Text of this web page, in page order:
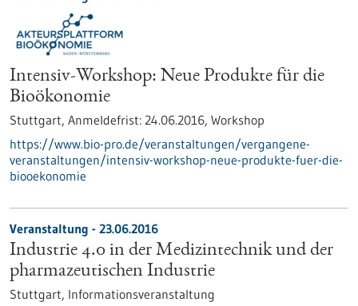
Intensiv-Workshop: Neue Produkte für die
Bioökonomie
Stuttgart, Anmeldefrist: 24.06.2016, Workshop
https://www.bio-pro.de/veranstaltungen/vergangene-
veranstaltungen/intensiv-workshop-neue-produkte-fuer-die-
biooekonomie
Veranstaltung - 23.06.2016
Industrie 4.0 in der Medizintechnik und der
pharmazeutischen Industrie
Stuttgart, Informationsveranstaltung